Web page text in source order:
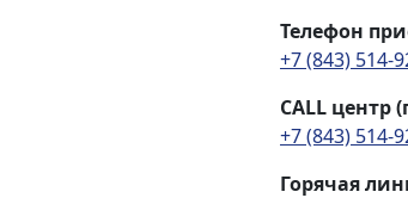
Телефон
+7 (843) 514-
CALL центр
+7 (843) 514-
Горячая